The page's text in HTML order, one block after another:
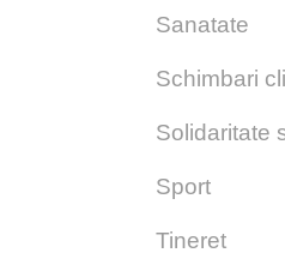
Sanatate
Schimbari
Solidaritate
Sport
Tineret